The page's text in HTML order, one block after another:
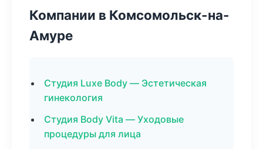
Компании в Комсомольск-на-
Амуре
Студия Luxe Body — Эстетическая
гинекология
Студия Body Vita — Уходовые
процедуры для лица